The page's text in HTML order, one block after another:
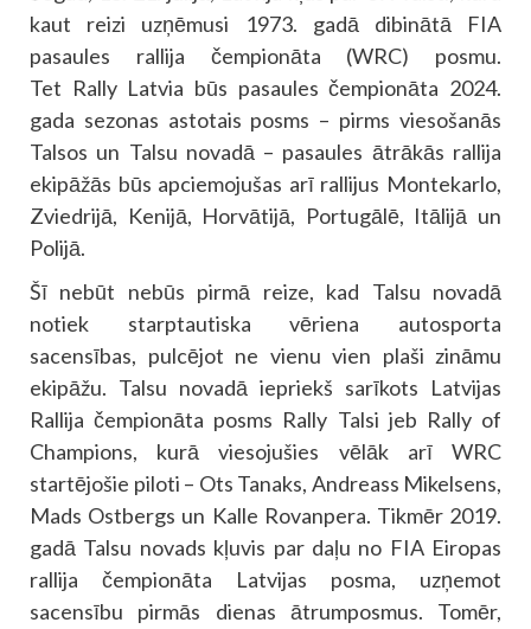
kaut reizi uzņēmusi 1973. gadā dibinātā FIA
pasaules rallija čempionāta (WRC) posmu.
Tet Rally Latvia būs pasaules čempionāta 2024.
gada sezonas astotais posms – pirms viesošanās
Talsos un Talsu novadā – pasaules ātrākās rallija
ekipāžās būs apciemojušas arī rallijus Montekarlo,
Zviedrijā, Kenijā, Horvātijā, Portugālē, Itālijā un
Polijā.
Šī nebūt nebūs pirmā reize, kad Talsu novadā
notiek starptautiska vēriena autosporta
sacensības, pulcējot ne vienu vien plaši zināmu
ekipāžu. Talsu novadā iepriekš sarīkots Latvijas
Rallija čempionāta posms Rally Talsi jeb Rally of
Champions, kurā viesojušies vēlāk arī WRC
startējošie piloti – Ots Tanaks, Andreass Mikelsens,
Mads Ostbergs un Kalle Rovanpera. Tikmēr 2019.
gadā Talsu novads kļuvis par daļu no FIA Eiropas
rallija čempionāta Latvijas posma, uzņemot
sacensību pirmās dienas ātrumposmus. Tomēr,